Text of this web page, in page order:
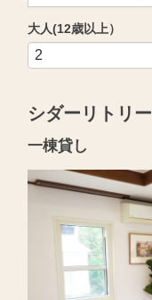
大人(12歳以上）
シダーリトリ
一棟貸し